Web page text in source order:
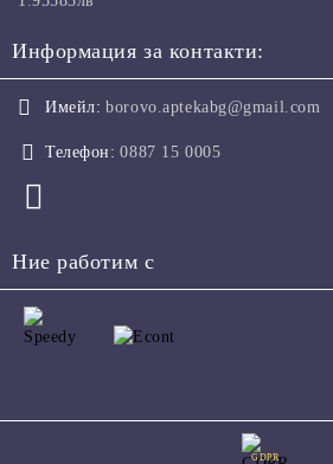
Информация за контакти:
Имейл: borovo.aptekabg@gmail.com
Телефон: 0887 15 0005
Ние работим с
GDPR